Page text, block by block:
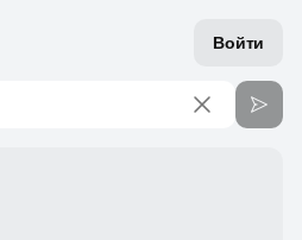
Войти